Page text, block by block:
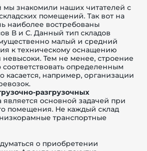
мы знакомили наших читателей с
помещений. Так вот на
наиболее востребованы
В и С. Данный тип складов
малый и средний
к техническому оснащению
Тем не менее, строение
определенным
касается, например, организации
разгрузочных
является основной задачей при
помещения. Не каждый склад
транспортные
о приобретении